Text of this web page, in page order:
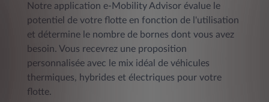
Notre application e-Mobility Advisor évalue le
potentiel de votre flotte en fonction de l'utilisation
et détermine le nombre de bornes dont vous avez
besoin. Vous recevrez une proposition
personnalisée avec le mix idéal de véhicules
thermiques, hybrides et électriques pour votre
flotte.